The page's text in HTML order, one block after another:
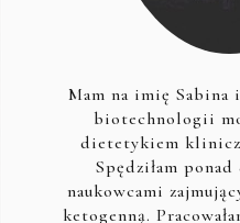
Mam na imię Sabina
biotechnologii
dietetykiem
Spędziłam
naukowcami
ketogenną.